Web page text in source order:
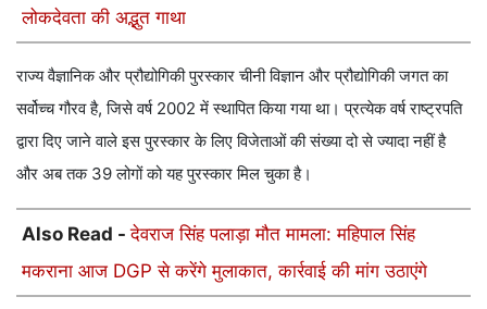
लोकदेवता की अद्भुत गाथा
राज्य वैज्ञानिक और प्रौद्योगिकी पुरस्कार चीनी विज्ञान और प्रौद्योगिकी जगत का
सर्वोच्च गौरव है, जिसे वर्ष 2002 में स्थापित किया गया था। प्रत्येक वर्ष राष्ट्रपति
द्वारा दिए जाने वाले इस पुरस्कार के लिए विजेताओं की संख्या दो से ज्यादा नहीं है
और अब तक 39 लोगों को यह पुरस्कार मिल चुका है।
Also Read -देवराज सिंह पलाड़ा मौत मामला: महिपाल सिंह
मकराना आज DGP से करेंगे मुलाकात, कार्रवाई की मांग उठाएंगे